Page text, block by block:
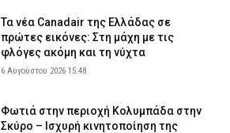
Τα νέα Canadair της Ελλάδας σε
πρώτες εικόνες: Στη μάχη με τις
φλόγες ακόμη και τη νύχτα
6 Αυγούστου 2026 15:48
Φωτιά στην περιοχή Κολυμπάδα στην
Σκύρο – Ισχυρή κινητοποίηση της